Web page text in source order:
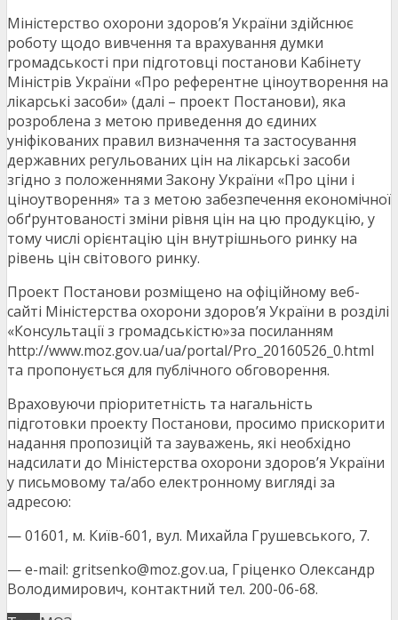
Міністерство охорони здоров’я України здійснює
роботу щодо вивчення та врахування думки
громадськості при підготовці постанови Кабінету
Міністрів України «Про референтне ціноутворення на
лікарські засоби» (далі – проект Постанови), яка
розроблена з метою приведення до єдиних
уніфікованих правил визначення та застосування
державних регульованих цін на лікарські засоби
згідно з положеннями Закону України «Про ціни і
ціноутворення» та з метою забезпечення економічної
обґрунтованості зміни рівня цін на цю продукцію, у
тому числі орієнтацію цін внутрішнього ринку на
рівень цін світового ринку.
Проект Постанови розміщено на офіційному веб-
сайті Міністерства охорони здоров’я України в розділі
«Консультації з громадськістю»за посиланням
http://www.moz.gov.ua/ua/portal/Pro_20160526_0.html
та пропонується для публічного обговорення.
Враховуючи пріоритетність та нагальність
підготовки проекту Постанови, просимо прискорити
надання пропозицій та зауважень, які необхідно
надсилати до Міністерства охорони здоров’я України
у письмовому та/або електронному вигляді за
адресою:
— 01601, м. Київ-601, вул. Михайла Грушевського, 7.
— e-mail: gritsenko@moz.gov.ua, Гріценко Олександр
Володимирович, контактний тел. 200-06-68.